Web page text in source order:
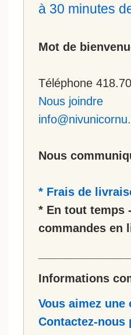
à 30 minutes
Mot de
Téléphone
Nous joindre
Nous
* Frais de
* En tout temps
commandes en
Informations
Vous aimez
Contactez-nous